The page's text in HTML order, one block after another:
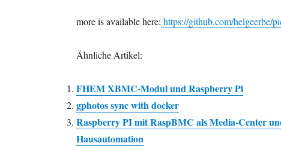
more is available here: https://github.com/helgeerbe/
Ähnliche Artikel:
FHEM XBMC-Modul und Raspberry Pi
gphotos sync with docker
Raspberry PI mit RaspBMC als Media-Center
Hausautomation